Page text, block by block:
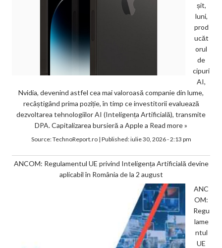
șit,
luni,
prod
ucăt
orul
de
cipuri
AI,
Nvidia, devenind astfel cea mai valoroasă companie din lume,
recâștigând prima poziție, în timp ce investitorii evaluează
dezvoltarea tehnologiilor AI (Inteligența Artificială), transmite
DPA. Capitalizarea bursieră a Apple a Read more »
Source:TechnoReport.ro| Published:iulie 30, 2026 - 2:13 pm
ANCOM: Regulamentul UE privind Inteligența Artificială devine
aplicabil în România de la 2 august
ANC
OM:
Regu
lame
ntul
UE